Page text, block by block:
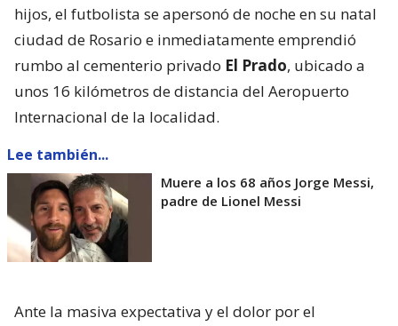
hijos, el futbolista se apersonó de noche en su natal
ciudad de Rosario e inmediatamente emprendió
rumbo al cementerio privado El Prado, ubicado a
unos 16 kilómetros de distancia del Aeropuerto
Internacional de la localidad.
Lee también...
Muere a los 68 años Jorge Messi,
padre de Lionel Messi
Ante la masiva expectativa y el dolor por el